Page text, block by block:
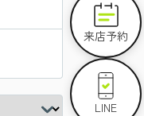
来店予約
LINE